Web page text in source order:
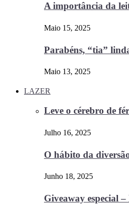
A importância da
Maio 15, 2025
Parabéns, “tia”
Maio 13, 2025
LAZER
Leve o cérebro de
Julho 16, 2025
O hábito da
Junho 18, 2025
Giveaway especial